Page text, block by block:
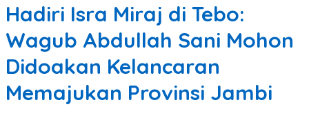
Hadiri Isra Miraj di Tebo:
Wagub Abdullah Sani Mohon
Didoakan Kelancaran
Memajukan Provinsi Jambi